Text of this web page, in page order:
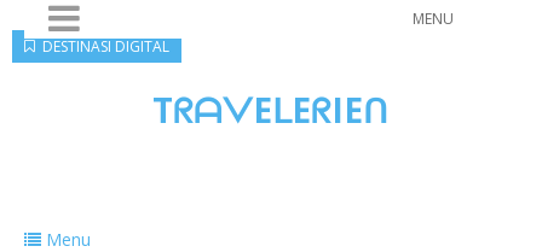
MENU
TᖇᗩᐯEᒪEᖇIEᑎ
Menu
DESTINASI DIGITAL